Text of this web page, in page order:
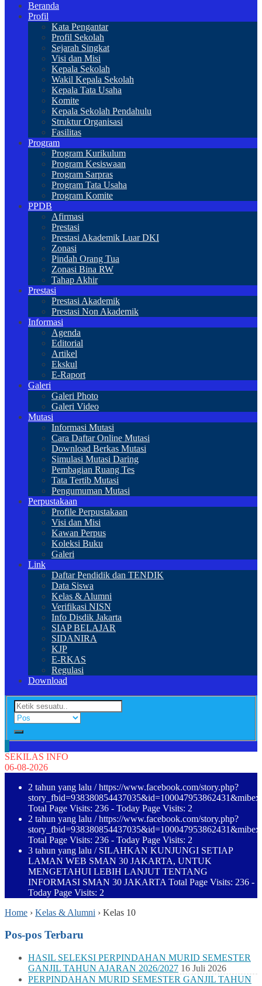
Beranda
Profil
Kata Pengantar
Profil Sekolah
Sejarah Singkat
Visi dan Misi
Kepala Sekolah
Wakil Kepala Sekolah
Kepala Tata Usaha
Komite
Kepala Sekolah Pendahulu
Struktur Organisasi
Fasilitas
Program
Program Kurikulum
Program Kesiswaan
Program Sarpras
Program Tata Usaha
Program Komite
PPDB
Afirmasi
Prestasi
Prestasi Akademik Luar DKI
Zonasi
Pindah Orang Tua
Zonasi Bina RW
Tahap Akhir
Prestasi
Prestasi Akademik
Prestasi Non Akademik
Informasi
Agenda
Editorial
Artikel
Ekskul
E-Raport
Galeri
Galeri Photo
Galeri Video
Mutasi
Informasi Mutasi
Cara Daftar Online Mutasi
Download Berkas Mutasi
Simulasi Mutasi Daring
Pembagian Ruang Tes
Tata Tertib Mutasi
Pengumuman Mutasi
Perpustakaan
Profile Perpustakaan
Visi dan Misi
Kawan Perpus
Koleksi Buku
Galeri
Link
Daftar Pendidik dan TENDIK
Data Siswa
Kelas & Alumni
Verifikasi NISN
Info Disdik Jakarta
SIAP BELAJAR
SIDANIRA
KJP
E-RKAS
Regulasi
Download
SEKILAS INFO
06-08-2026
2 tahun yang lalu / https://www.facebook.com/story.php?
Total Page Visits: 236 - Today Page Visits: 2
2 tahun yang lalu / https://www.facebook.com/story.php?
Total Page Visits: 236 - Today Page Visits: 2
3 tahun yang lalu / SILAHKAN KUNJUNGI SETIAP
LAMAN WEB SMAN 30 JAKARTA, UNTUK
MENGETAHUI LEBIH LANJUT TENTANG
INFORMASI SMAN 30 JAKARTA Total Page Visits: 236 -
Today Page Visits: 2
Home › Kelas & Alumni › Kelas 10
Pos-pos Terbaru
HASIL SELEKSI PERPINDAHAN MURID SEMESTER
GANJIL TAHUN AJARAN 2026/2027 16 Juli 2026
PERPINDAHAN MURID SEMESTER GANJIL TAHUN